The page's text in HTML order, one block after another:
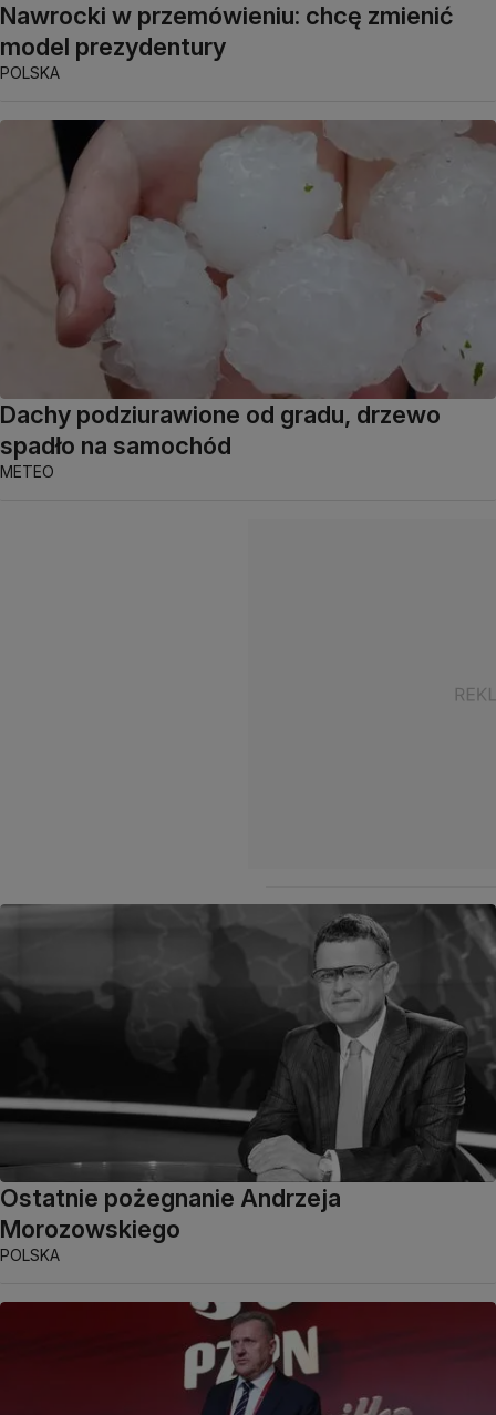
Nawrocki w przemówieniu: chcę zmienić
model prezydentury
POLSKA
Dachy podziurawione od gradu, drzewo
spadło na samochód
METEO
Ostatnie pożegnanie Andrzeja
Morozowskiego
POLSKA